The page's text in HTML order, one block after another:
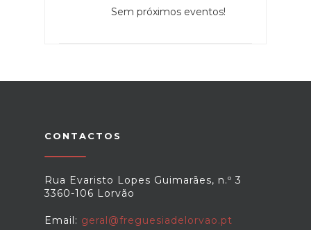
Sem próximos eventos!
CONTACTOS
Rua Evaristo Lopes Guimarães, n.º 3
3360-106 Lorvão
Email: geral@freguesiadelorvao.pt